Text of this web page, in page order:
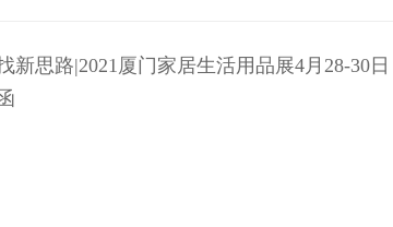
新思路|2021厦门家居生活用品展4月28-30日